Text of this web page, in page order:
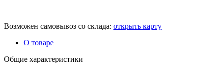
Возможен самовывоз со склада: открыть карту
О товаре
Общие характеристики